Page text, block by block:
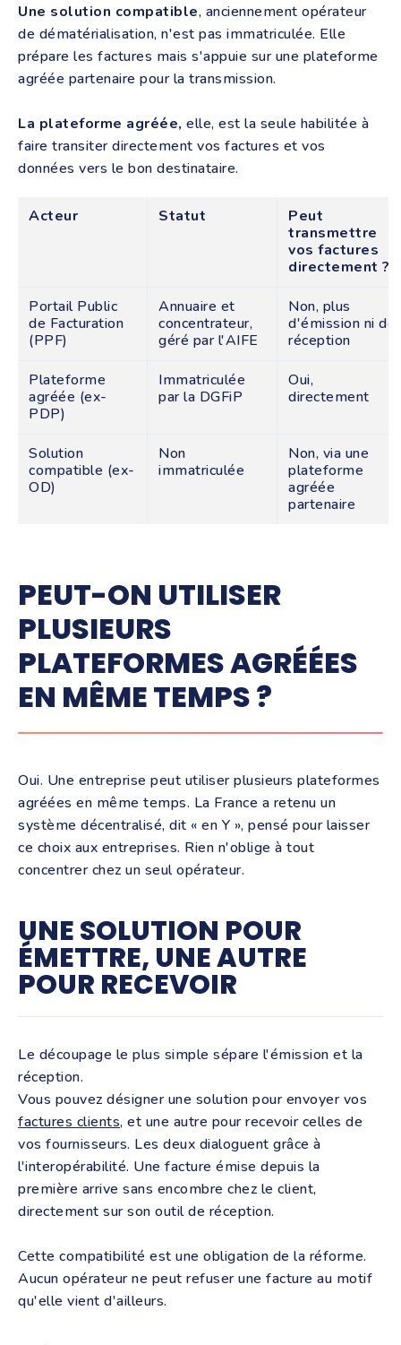
Une solution compatible, anciennement opérateur
de dématérialisation, n'est pas immatriculée. Elle
prépare les factures mais s'appuie sur une plateforme
agréée partenaire pour la transmission.
La plateforme agréée, elle, est la seule habilitée à
faire transiter directement vos factures et vos
données vers le bon destinataire.
Acteur Statut
Peut
transmettre
vos factures
directement ?
Portail Public
de Facturation
(PPF)
Annuaire et
concentrateur,
géré par l'AIFE
Non, plus
d'émission ni de
réception
Plateforme
agréée (ex-
PDP)
Immatriculée
par la DGFiP
Oui,
directement
Solution
compatible (ex-
OD)
Non
immatriculée
Non, via une
plateforme
agréée
partenaire
PEUT-ON UTILISER
PLUSIEURS
PLATEFORMES AGRÉÉES
EN MÊME TEMPS ?
Oui. Une entreprise peut utiliser plusieurs plateformes
agréées en même temps. La France a retenu un
système décentralisé, dit « en Y », pensé pour laisser
ce choix aux entreprises. Rien n'oblige à tout
concentrer chez un seul opérateur.
UNE SOLUTION POUR
ÉMETTRE, UNE AUTRE
POUR RECEVOIR
Le découpage le plus simple sépare l'émission et la
réception.
Vous pouvez désigner une solution pour envoyer vos
factures clients, et une autre pour recevoir celles de
vos fournisseurs. Les deux dialoguent grâce à
l'interopérabilité. Une facture émise depuis la
première arrive sans encombre chez le client,
directement sur son outil de réception.
Cette compatibilité est une obligation de la réforme.
Aucun opérateur ne peut refuser une facture au motif
qu'elle vient d'ailleurs.